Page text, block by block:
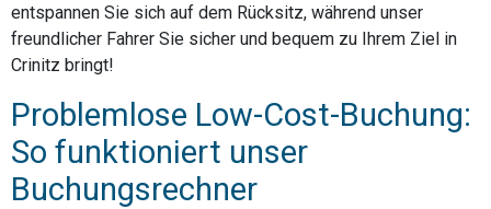
entspannen Sie sich auf dem Rücksitz, während unser
freundlicher Fahrer Sie sicher und bequem zu Ihrem Ziel in
Crinitz bringt!
Problemlose Low-Cost-Buchung:
So funktioniert unser
Buchungsrechner